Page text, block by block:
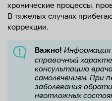
хронические процессы,
В тяжелых случаях
коррекции.
Важно!
справочный
консультацию
самолечением. При
заболевания
неотложных